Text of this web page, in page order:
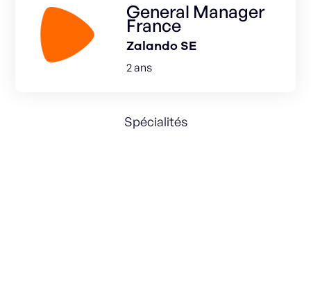
General Manager
France
Zalando SE
2 ans
Spécialités